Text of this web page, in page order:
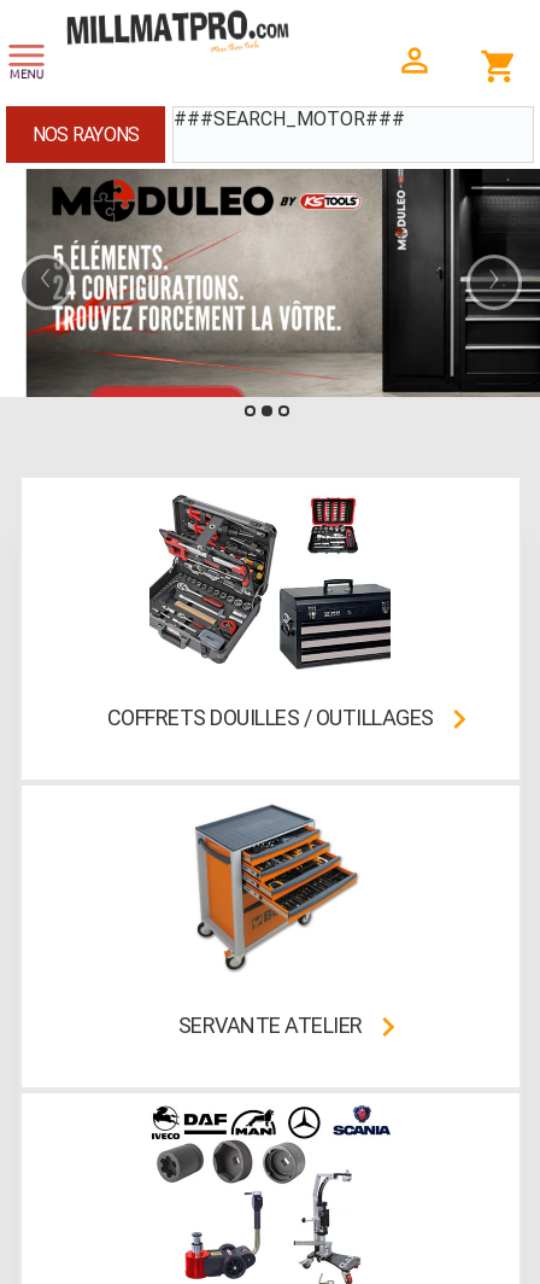
###SEARCH_MOTOR###
NOS RAYONS
‹ ›
COFFRETS DOUILLES / OUTILLAGES
SERVANTE ATELIER